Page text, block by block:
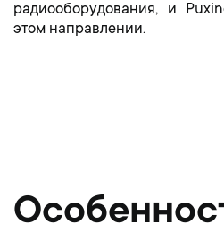
радиооборудования, и
этом направлении.